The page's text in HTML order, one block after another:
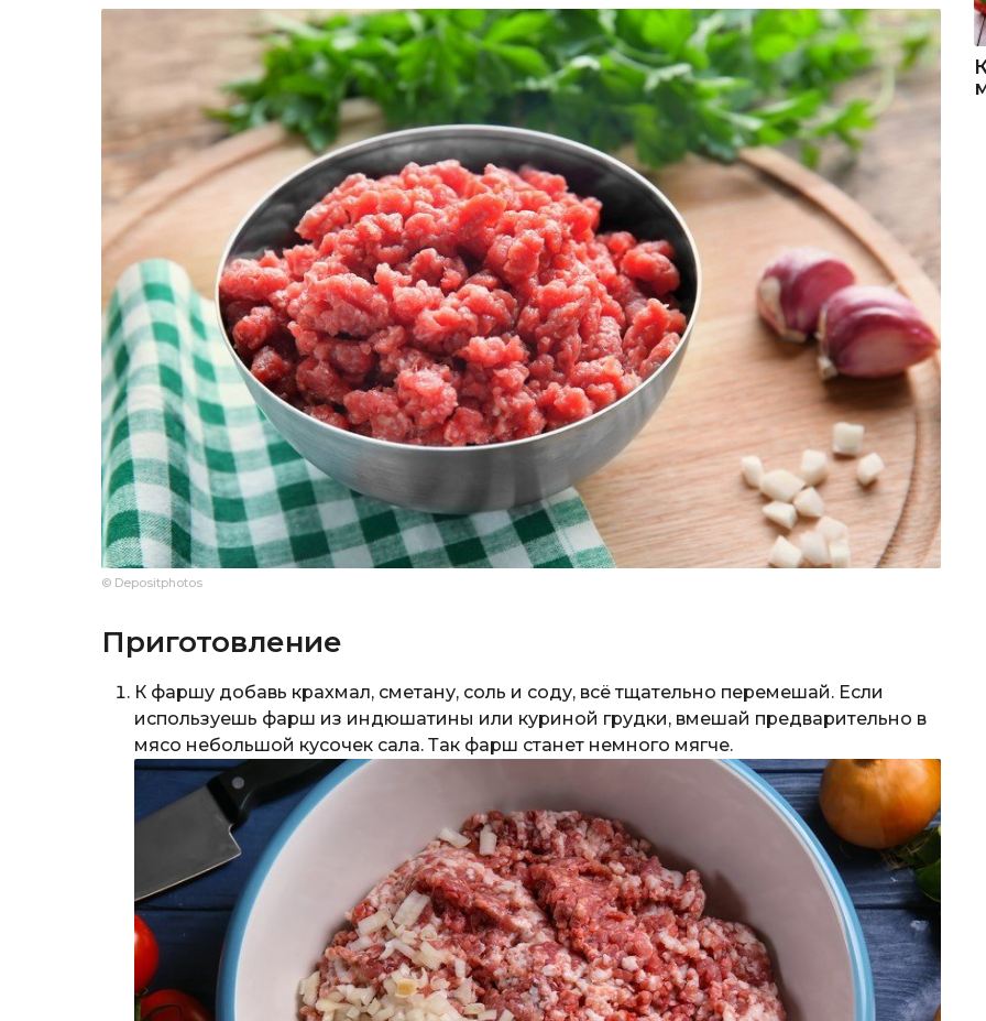
© Depositphotos
Приготовление
К фаршу добавь крахмал, сметану, соль и соду, всё тщательно перемешай. Если
используешь фарш из индюшатины или куриной грудки, вмешай предварительно в
мясо небольшой кусочек сала. Так фарш станет немного мягче.